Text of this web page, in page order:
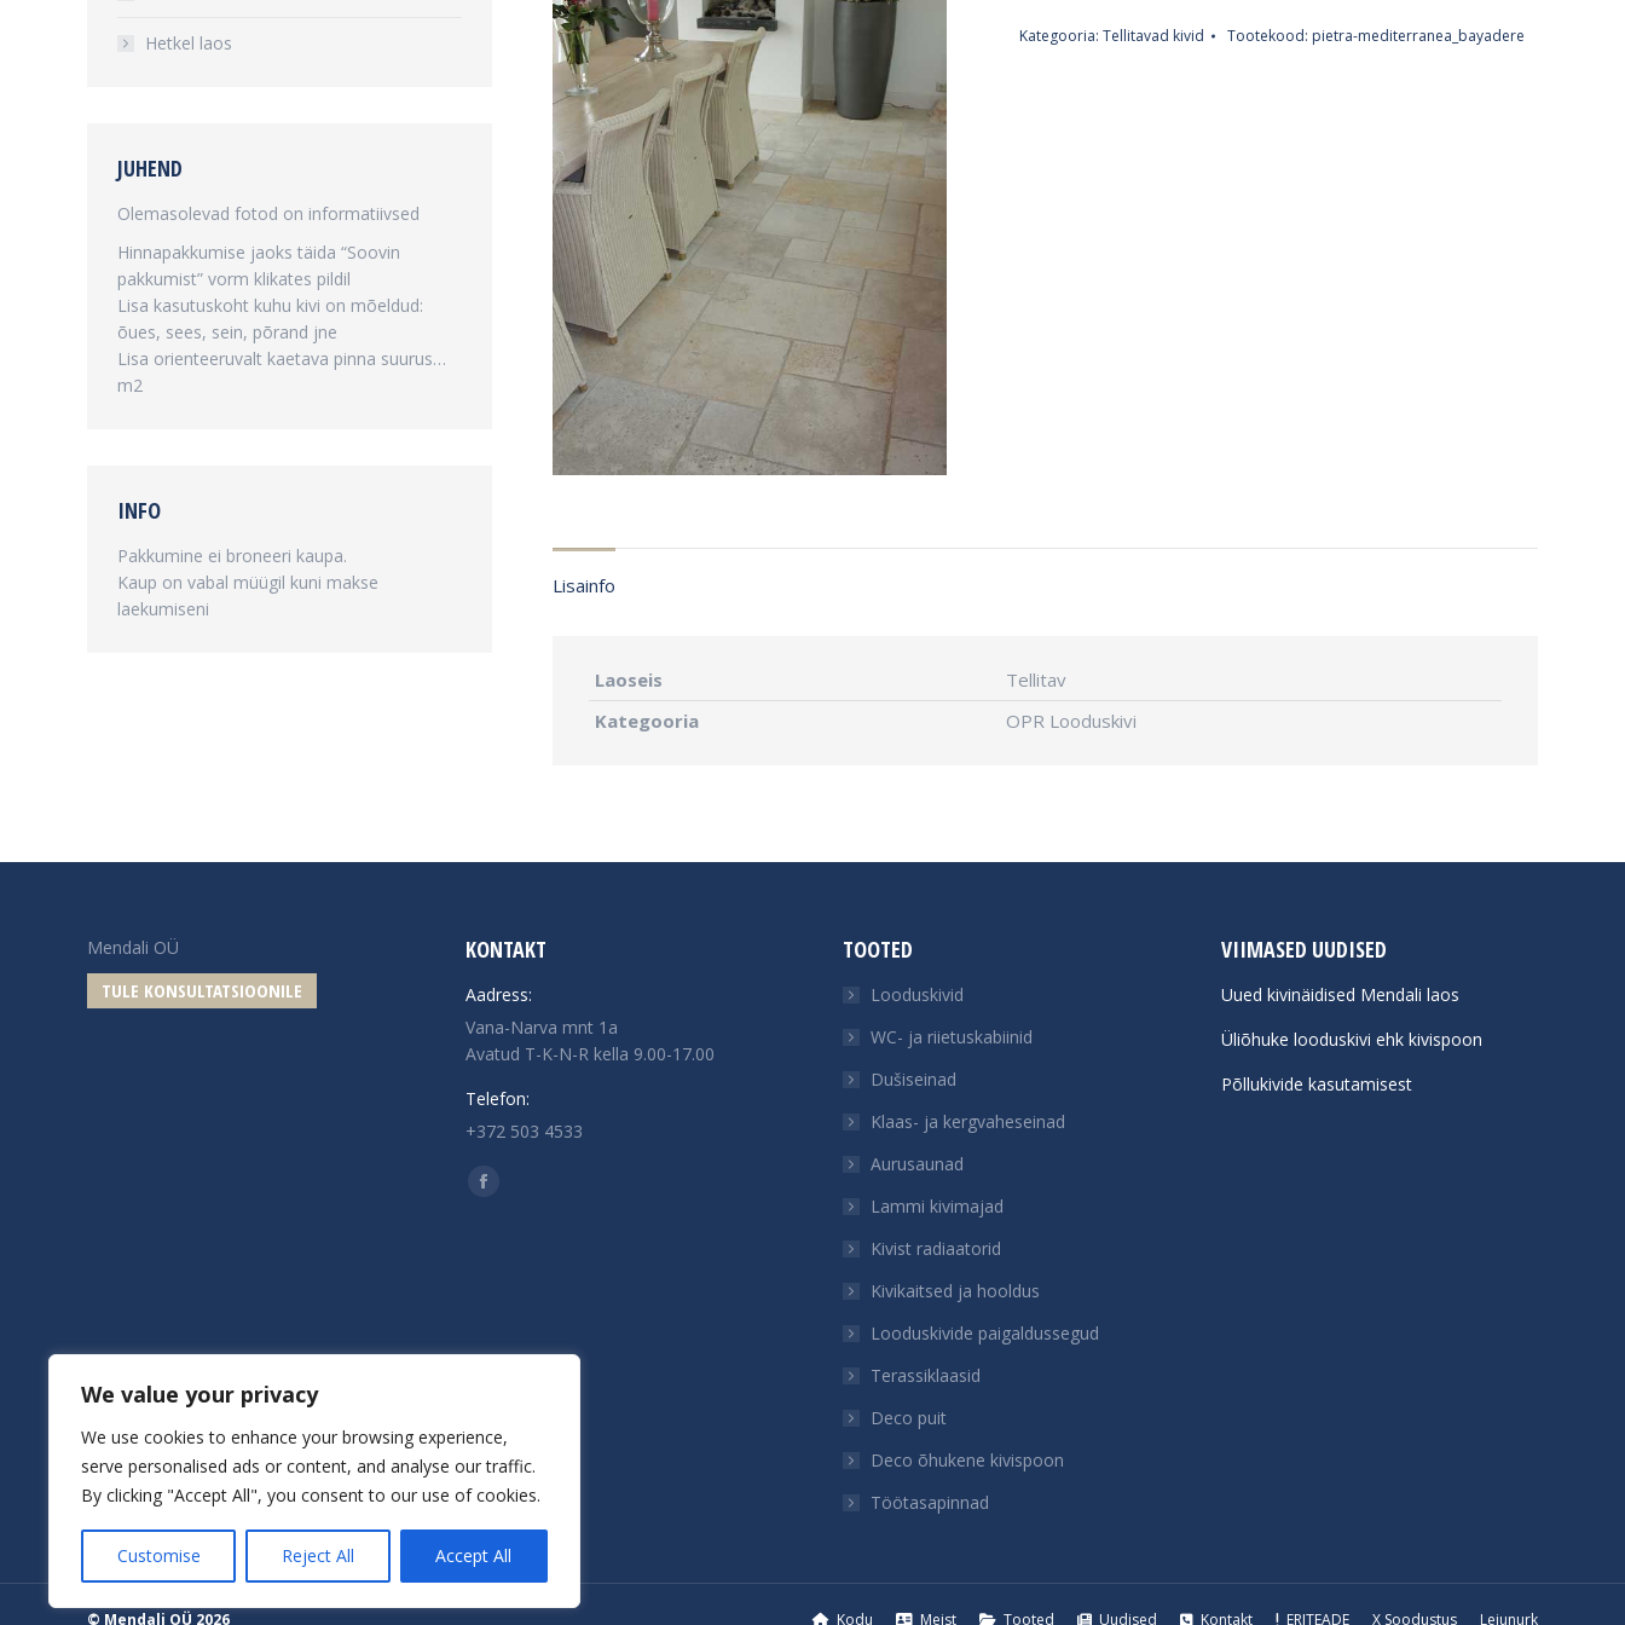
We value your privacy
We use cookies to enhance your browsing experience,
serve personalised ads or content, and analyse our traffic.
By clicking "Accept All", you consent to our use of cookies.
Customise Reject All Accept All
Kategooria: Tellitavad kivid Tootekood: pietra-mediterranea_bayadere
Lisainfo
Laoseis
Tellitav
Kategooria
OPR Looduskivi
Hetkel laos
JUHEND
Olemasolevad fotod on informatiivsed
Hinnapakkumise jaoks täida “Soovin
pakkumist” vorm klikates pildil
Lisa kasutuskoht kuhu kivi on mõeldud:
õues, sees, sein, põrand jne
Lisa orienteeruvalt kaetava pinna suurus…
m2
INFO
Pakkumine ei broneeri kaupa.
Kaup on vabal müügil kuni makse
laekumiseni
Mendali OÜ
TULE KONSULTATSIOONILE
KONTAKT
Aadress:
Vana-Narva mnt 1a
Avatud T-K-N-R kella 9.00-17.00
Telefon:
+372 503 4533
Find us on:
Facebook
window
TOOTED
Looduskivid
WC- ja riietuskabiinid
Dušiseinad
Klaas- ja kergvaheseinad
Aurusaunad
Lammi kivimajad
Kivist radiaatorid
Kivikaitsed ja hooldus
Looduskivide paigaldussegud
Terassiklaasid
Deco puit
Deco õhukene kivispoon
Töötasapinnad
VIIMASED UUDISED
Uued kivinäidised Mendali laos
Üliõhuke looduskivi ehk kivispoon
Põllukivide kasutamisest
© Mendali OÜ 2026 Kodu Meist Tooted Uudised Kontakt ERITEADE X Soodustus Leiunurk